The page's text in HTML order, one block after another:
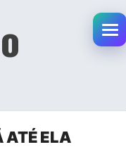
ATÉ ELA